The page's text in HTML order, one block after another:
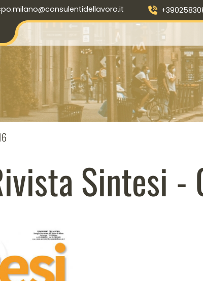
Sintesi -